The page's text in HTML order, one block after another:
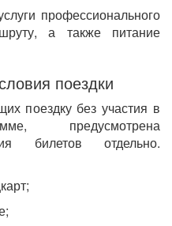
профессионального
а также питание
поездки
поездку без участия в
предусмотрена
билетов отдельно.